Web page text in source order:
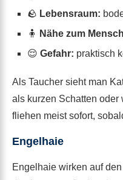
🪨 Lebensraum:
🧍
Nähe zum
😌 Gefahr: praktisch
Als Taucher sieht man
als kurzen Schatten
fliehen meist sofort,
Engelhaie
Engelhaie wirken auf